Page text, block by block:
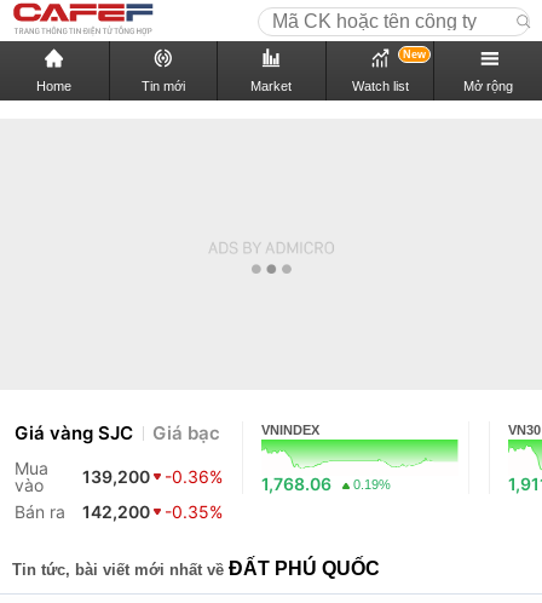
Home Tin mới Market Watch list
New
Mở rộng
Giá vàng SJC Giá bạc
Mua
vào
139,200
-0.36%
Bán ra
142,200 -0.35%
VNINDEX
1,768.06 0.19%
VN30
Tin tức, bài viết mới nhất về ĐẤT PHÚ QUỐC